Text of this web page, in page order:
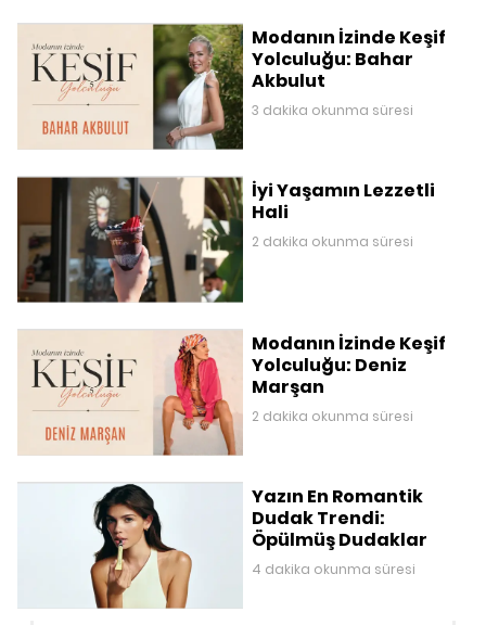
Modanın İzinde Keşif
Yolculuğu: Bahar
Akbulut
3 dakika okunma süresi
İyi Yaşamın Lezzetli
Hali
2 dakika okunma süresi
Modanın İzinde Keşif
Yolculuğu: Deniz
Marşan
2 dakika okunma süresi
Yazın En Romantik
Dudak Trendi:
Öpülmüş Dudaklar
4 dakika okunma süresi